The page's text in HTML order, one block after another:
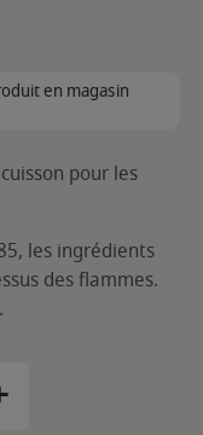
en magasin
pour les
les ingrédients
des flammes.